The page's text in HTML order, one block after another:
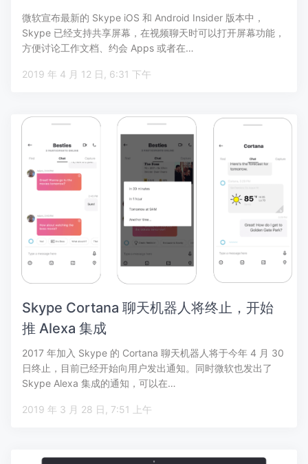
微软宣布最新的 Skype iOS 和 Android Insider 版本中，
Skype 已经支持共享屏幕，在视频聊天时可以打开屏幕功能，
方便讨论工作文档、约会 Apps 或者在…
2019 年 4 月 12 日, 6:31 下午
Skype Cortana 聊天机器人将终止，开始
推 Alexa 集成
2017 年加入 Skype 的 Cortana 聊天机器人将于今年 4 月 30
日终止，目前已经开始向用户发出通知。同时微软也发出了
Skype Alexa 集成的通知，可以在…
2019 年 3 月 28 日, 7:51 上午